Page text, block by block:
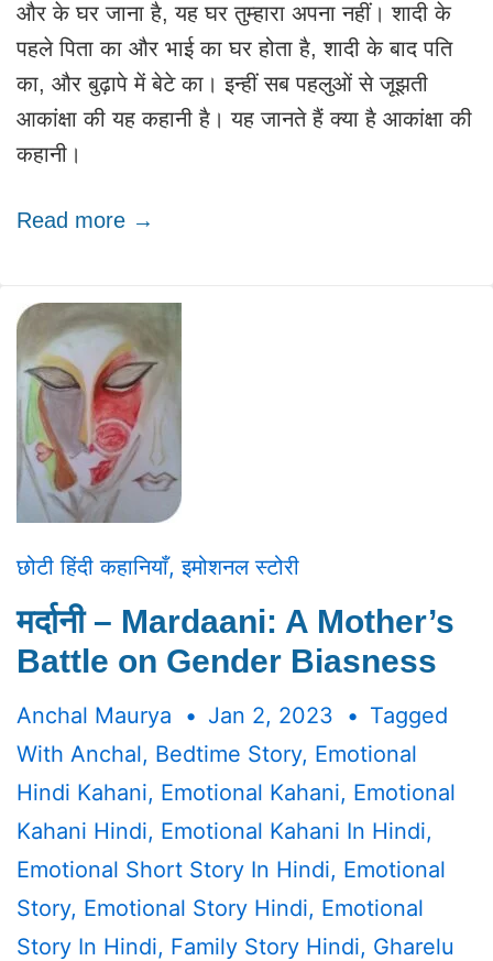
और के घर जाना है, यह घर तुम्हारा अपना नहीं। शादी के
पहले पिता का और भाई का घर होता है, शादी के बाद पति
का, और बुढ़ापे में बेटे का। इन्हीं सब पहलुओं से जूझती
आकांक्षा की यह कहानी है। यह जानते हैं क्या है आकांक्षा की
कहानी।
Read more →
छोटी हिंदी कहानियाँ,इमोशनल स्टोरी
मर्दानी – Mardaani: A Mother’s
Battle on Gender Biasness
Anchal Maurya Jan 2, 2023
Tagged
With Anchal, Bedtime Story, Emotional
Hindi Kahani, Emotional Kahani, Emotional
Kahani Hindi, Emotional Kahani In Hindi,
Emotional Short Story In Hindi, Emotional
Story, Emotional Story Hindi, Emotional
Story In Hindi, Family Story Hindi, Gharelu